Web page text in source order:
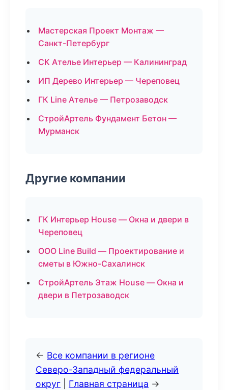
Мастерская Проект Монтаж —
Санкт-Петербург
СК Ателье Интерьер — Калининград
ИП Дерево Интерьер — Череповец
ГК Line Ателье — Петрозаводск
СтройАртель Фундамент Бетон —
Мурманск
Другие компании
ГК Интерьер House — Окна и двери в
Череповец
ООО Line Build — Проектирование и
сметы в Южно-Сахалинск
СтройАртель Этаж House — Окна и
двери в Петрозаводск
← Все компании в регионе
Северо-Западный федеральный
округ
Главная страница →